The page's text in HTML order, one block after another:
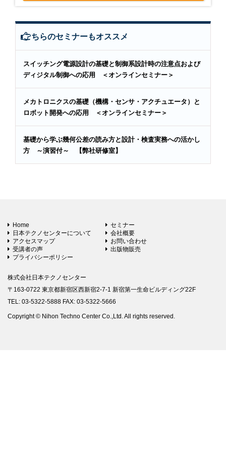
こちらのセミナーもオススメ
スイッチング電源設計の基礎と制御系設計時の注意点および
ディジタル制御への応用 ＜オンラインセミナー＞
メカトロニクスの基礎（機構・センサ・アクチュエータ）と
ロボット開発への応用 ＜オンラインセミナー＞
基礎から学ぶ幾何公差の読み方と設計・検査実務への活かし
方 ～演習付～ 【弊社研修室】
Home
セミナー
日本テクノセンターについて
会社概要
アクセスマップ
お問い合わせ
受講者の声
出版物販売
プライバシーポリシー
株式会社日本テクノセンター
〒163-0722 東京都新宿区西新宿2-7-1 新宿第一生命ビルディング22F
TEL: 03-5322-5888 FAX: 03-5322-5666
Copyright © Nihon Techno Center Co.,Ltd. All rights reserved.